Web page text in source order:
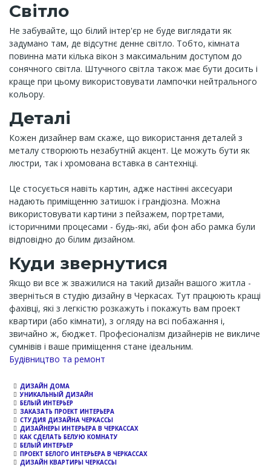
Світло
Не забувайте, що білий інтер'єр не буде виглядати як
задумано там, де відсутнє денне світло. Тобто, кімната
повинна мати кілька вікон з максимальним доступом до
сонячного світла. Штучного світла також має бути досить і
краще при цьому використовувати лампочки нейтрального
кольору.
Деталі
Кожен дизайнер вам скаже, що використання деталей з
металу створюють незабутній акцент. Це можуть бути як
люстри, так і хромована вставка в сантехніці.
Це стосується навіть картин, адже настінні аксесуари
надають приміщенню затишок і грандіозна. Можна
використовувати картини з пейзажем, портретами,
історичними процесами - будь-які, аби фон або рамка були
відповідно до білим дизайном.
Куди звернутися
Якщо ви все ж зважилися на такий дизайн вашого житла -
зверніться в студію дизайну в Черкасах. Тут працюють кращі
фахівці, які з легкістю розкажуть і покажуть вам проект
квартири (або кімнати), з огляду на всі побажання і,
звичайно ж, бюджет. Професіоналізм дизайнерів не викличе
сумнівів і ваше приміщення стане ідеальним.
Channel
Будівництво та ремонт
ДИЗАЙН ДОМА
УНИКАЛЬНЫЙ ДИЗАЙН
БЕЛЫЙ ИНТЕРЬЕР
ЗАКАЗАТЬ ПРОЕКТ ИНТЕРЬЕРА
СТУДИЯ ДИЗАЙНА ЧЕРКАССЫ
ДИЗАЙНЕРЫ ИНТЕРЬЕРА В ЧЕРКАССАХ
КАК СДЕЛАТЬ БЕЛУЮ КОМНАТУ
БЕЛЫЙ ИНТЕРЬЕР
ПРОЕКТ БЕЛОГО ИНТЕРЬЕРА В ЧЕРКАССАХ
ДИЗАЙН КВАРТИРЫ ЧЕРКАССЫ